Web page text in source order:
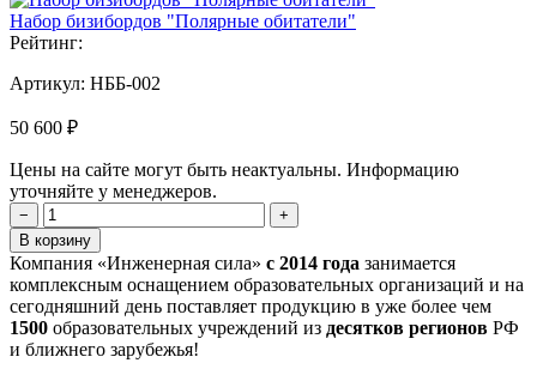
Набор бизибордов "Полярные обитатели"
Рейтинг:
Артикул: НББ-002
50 600 ₽
Цены на сайте могут быть неактуальны. Информацию
уточняйте у менеджеров.
−
+
В корзину
Компания «Инженерная сила» с 2014 года занимается
комплексным оснащением образовательных организаций и на
сегодняшний день поставляет продукцию в уже более чем
1500 образовательных учреждений из десятков регионов РФ
и ближнего зарубежья!